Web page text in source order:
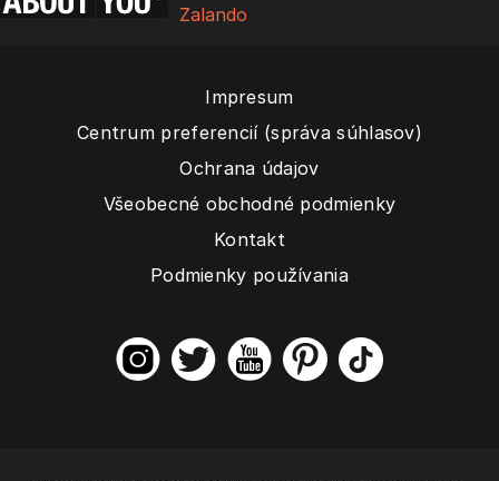
Zalando
Impresum
Centrum preferencií (správa súhlasov)
Ochrana údajov
Všeobecné obchodné podmienky
Kontakt
Podmienky používania